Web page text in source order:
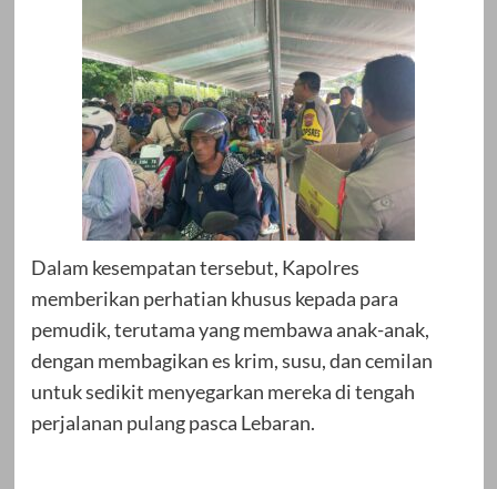
Dalam kesempatan tersebut, Kapolres
memberikan perhatian khusus kepada para
pemudik, terutama yang membawa anak-anak,
dengan membagikan es krim, susu, dan cemilan
untuk sedikit menyegarkan mereka di tengah
perjalanan pulang pasca Lebaran.